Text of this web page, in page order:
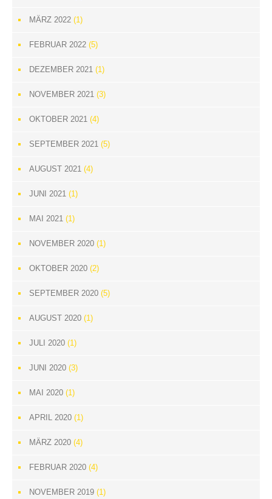
MÄRZ 2022 (1)
FEBRUAR 2022 (5)
DEZEMBER 2021 (1)
NOVEMBER 2021 (3)
OKTOBER 2021 (4)
SEPTEMBER 2021 (5)
AUGUST 2021 (4)
JUNI 2021 (1)
MAI 2021 (1)
NOVEMBER 2020 (1)
OKTOBER 2020 (2)
SEPTEMBER 2020 (5)
AUGUST 2020 (1)
JULI 2020 (1)
JUNI 2020 (3)
MAI 2020 (1)
APRIL 2020 (1)
MÄRZ 2020 (4)
FEBRUAR 2020 (4)
NOVEMBER 2019 (1)